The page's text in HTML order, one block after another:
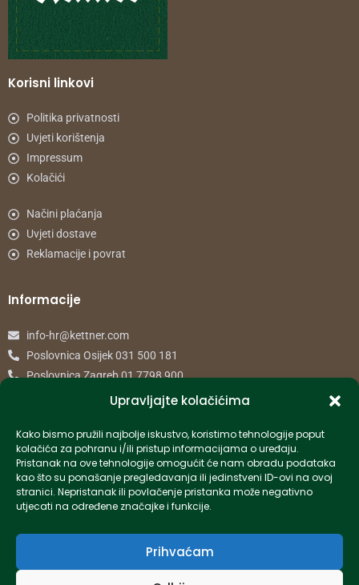
Upravljajte kolačićima
Kako bismo pružili najbolje iskustvo, koristimo tehnologije poput
kolačića za pohranu i/ili pristup informacijama o uređaju.
Pristanak na ove tehnologije omogućit će nam obradu podataka
kao što su ponašanje pregledavanja ili jedinstveni ID-ovi na ovoj
stranici. Nepristanak ili povlačenje pristanka može negativno
utjecati na određene značajke i funkcije.
Prihvaćam
Korisni linkovi
Politika privatnosti
Uvjeti korištenja
Impressum
Kolačići
Načini plaćanja
Uvjeti dostave
Reklamacije i povrat
Informacije
info-hr@kettner.com
Poslovnica Osijek 031 500 181
Poslovnica Zagreb 01 7798 900
Created by Pumapunku